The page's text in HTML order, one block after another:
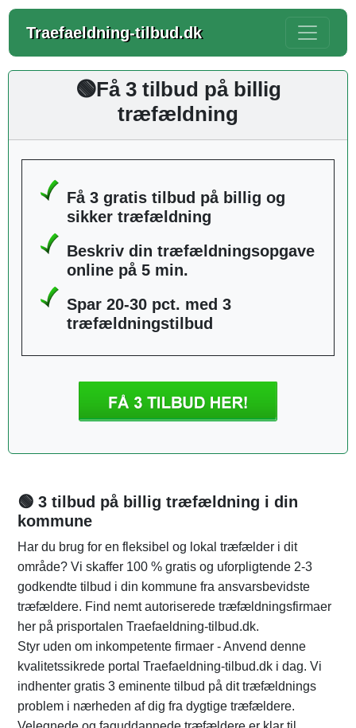
Traefaeldning-tilbud.dk
🟢Få 3 tilbud på billig
træfældning
Få 3 gratis tilbud på billig og
sikker træfældning
Beskriv din træfældningsopgave
online på 5 min.
Spar 20-30 pct. med 3
træfældningstilbud
🟢 3 tilbud på billig træfældning i din
kommune
Har du brug for en fleksibel og lokal træfælder i dit
område? Vi skaffer 100 % gratis og uforpligtende 2-3
godkendte tilbud i din kommune fra ansvarsbevidste
træfældere. Find nemt autoriserede træfældningsfirmaer
her på prisportalen Traefaeldning-tilbud.dk.
Styr uden om inkompetente firmaer - Anvend denne
kvalitetssikrede portal Traefaeldning-tilbud.dk i dag. Vi
indhenter gratis 3 eminente tilbud på dit træfældnings
problem i nærheden af dig fra dygtige træfældere.